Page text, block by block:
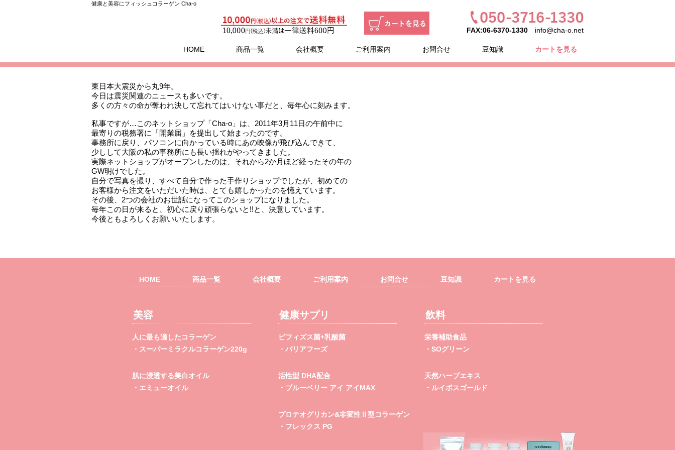
健康と美容にフィッシュコラーゲン Cha-o
FAX:06-6370-1330 info@cha-o.net
HOME 商品一覧 会社概要 ご利用案内 お問合せ 豆知識 カートを見る
東日本大震災から丸9年。
今日は震災関連のニュースも多いです。
多くの方々の命が奪われ決して忘れてはいけない事だと、毎年心に刻みます。
私事ですが…このネットショップ「Cha-o」は、2011年3月11日の午前中に
最寄りの税務署に「開業届」を提出して始まったのです。
事務所に戻り、パソコンに向かっている時にあの映像が飛び込んできて、
少しして大阪の私の事務所にも長い揺れがやってきました。
実際ネットショップがオープンしたのは、それから2か月ほど経ったその年の
GW明けでした。
自分で写真を撮り、すべて自分で作った手作りショップでしたが、初めての
お客様から注文をいただいた時は、とても嬉しかったのを憶えています。
その後、2つの会社のお世話になってこのショップになりました。
毎年この日が来ると、初心に戻り頑張らないと!!と、決意しています。
今後ともよろしくお願いいたします。
HOME 商品一覧 会社概要 ご利用案内 お問合せ 豆知識 カートを見る
美容
人に最も適したコラーゲン
・スーパーミラクルコラーゲン220g
肌に浸透する美白オイル
・エミューオイル
健康サプリ
ビフィズス菌+乳酸菌
・バリアフーズ
活性型 DHA配合
・ブルーベリー アイ アイMAX
プロテオグリカン&非変性Ⅱ型コラーゲン
・フレックス PG
飲料
栄養補助食品
・SOグリーン
天然ハーブエキス
・ルイボスゴールド